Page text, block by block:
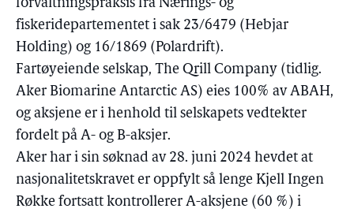
forvaltningspraksis fra Nærings- og
fiskeridepartementet i sak 23/6479 (Hebjar
Holding) og 16/1869 (Polardrift).
Fartøyeiende selskap, The Qrill Company (tidlig.
Aker Biomarine Antarctic AS) eies 100% av ABAH,
og aksjene er i henhold til selskapets vedtekter
fordelt på A- og B-aksjer.
Aker har i sin søknad av 28. juni 2024 hevdet at
nasjonalitetskravet er oppfylt så lenge Kjell Ingen
Røkke fortsatt kontrollerer A-aksjene (60 %) i